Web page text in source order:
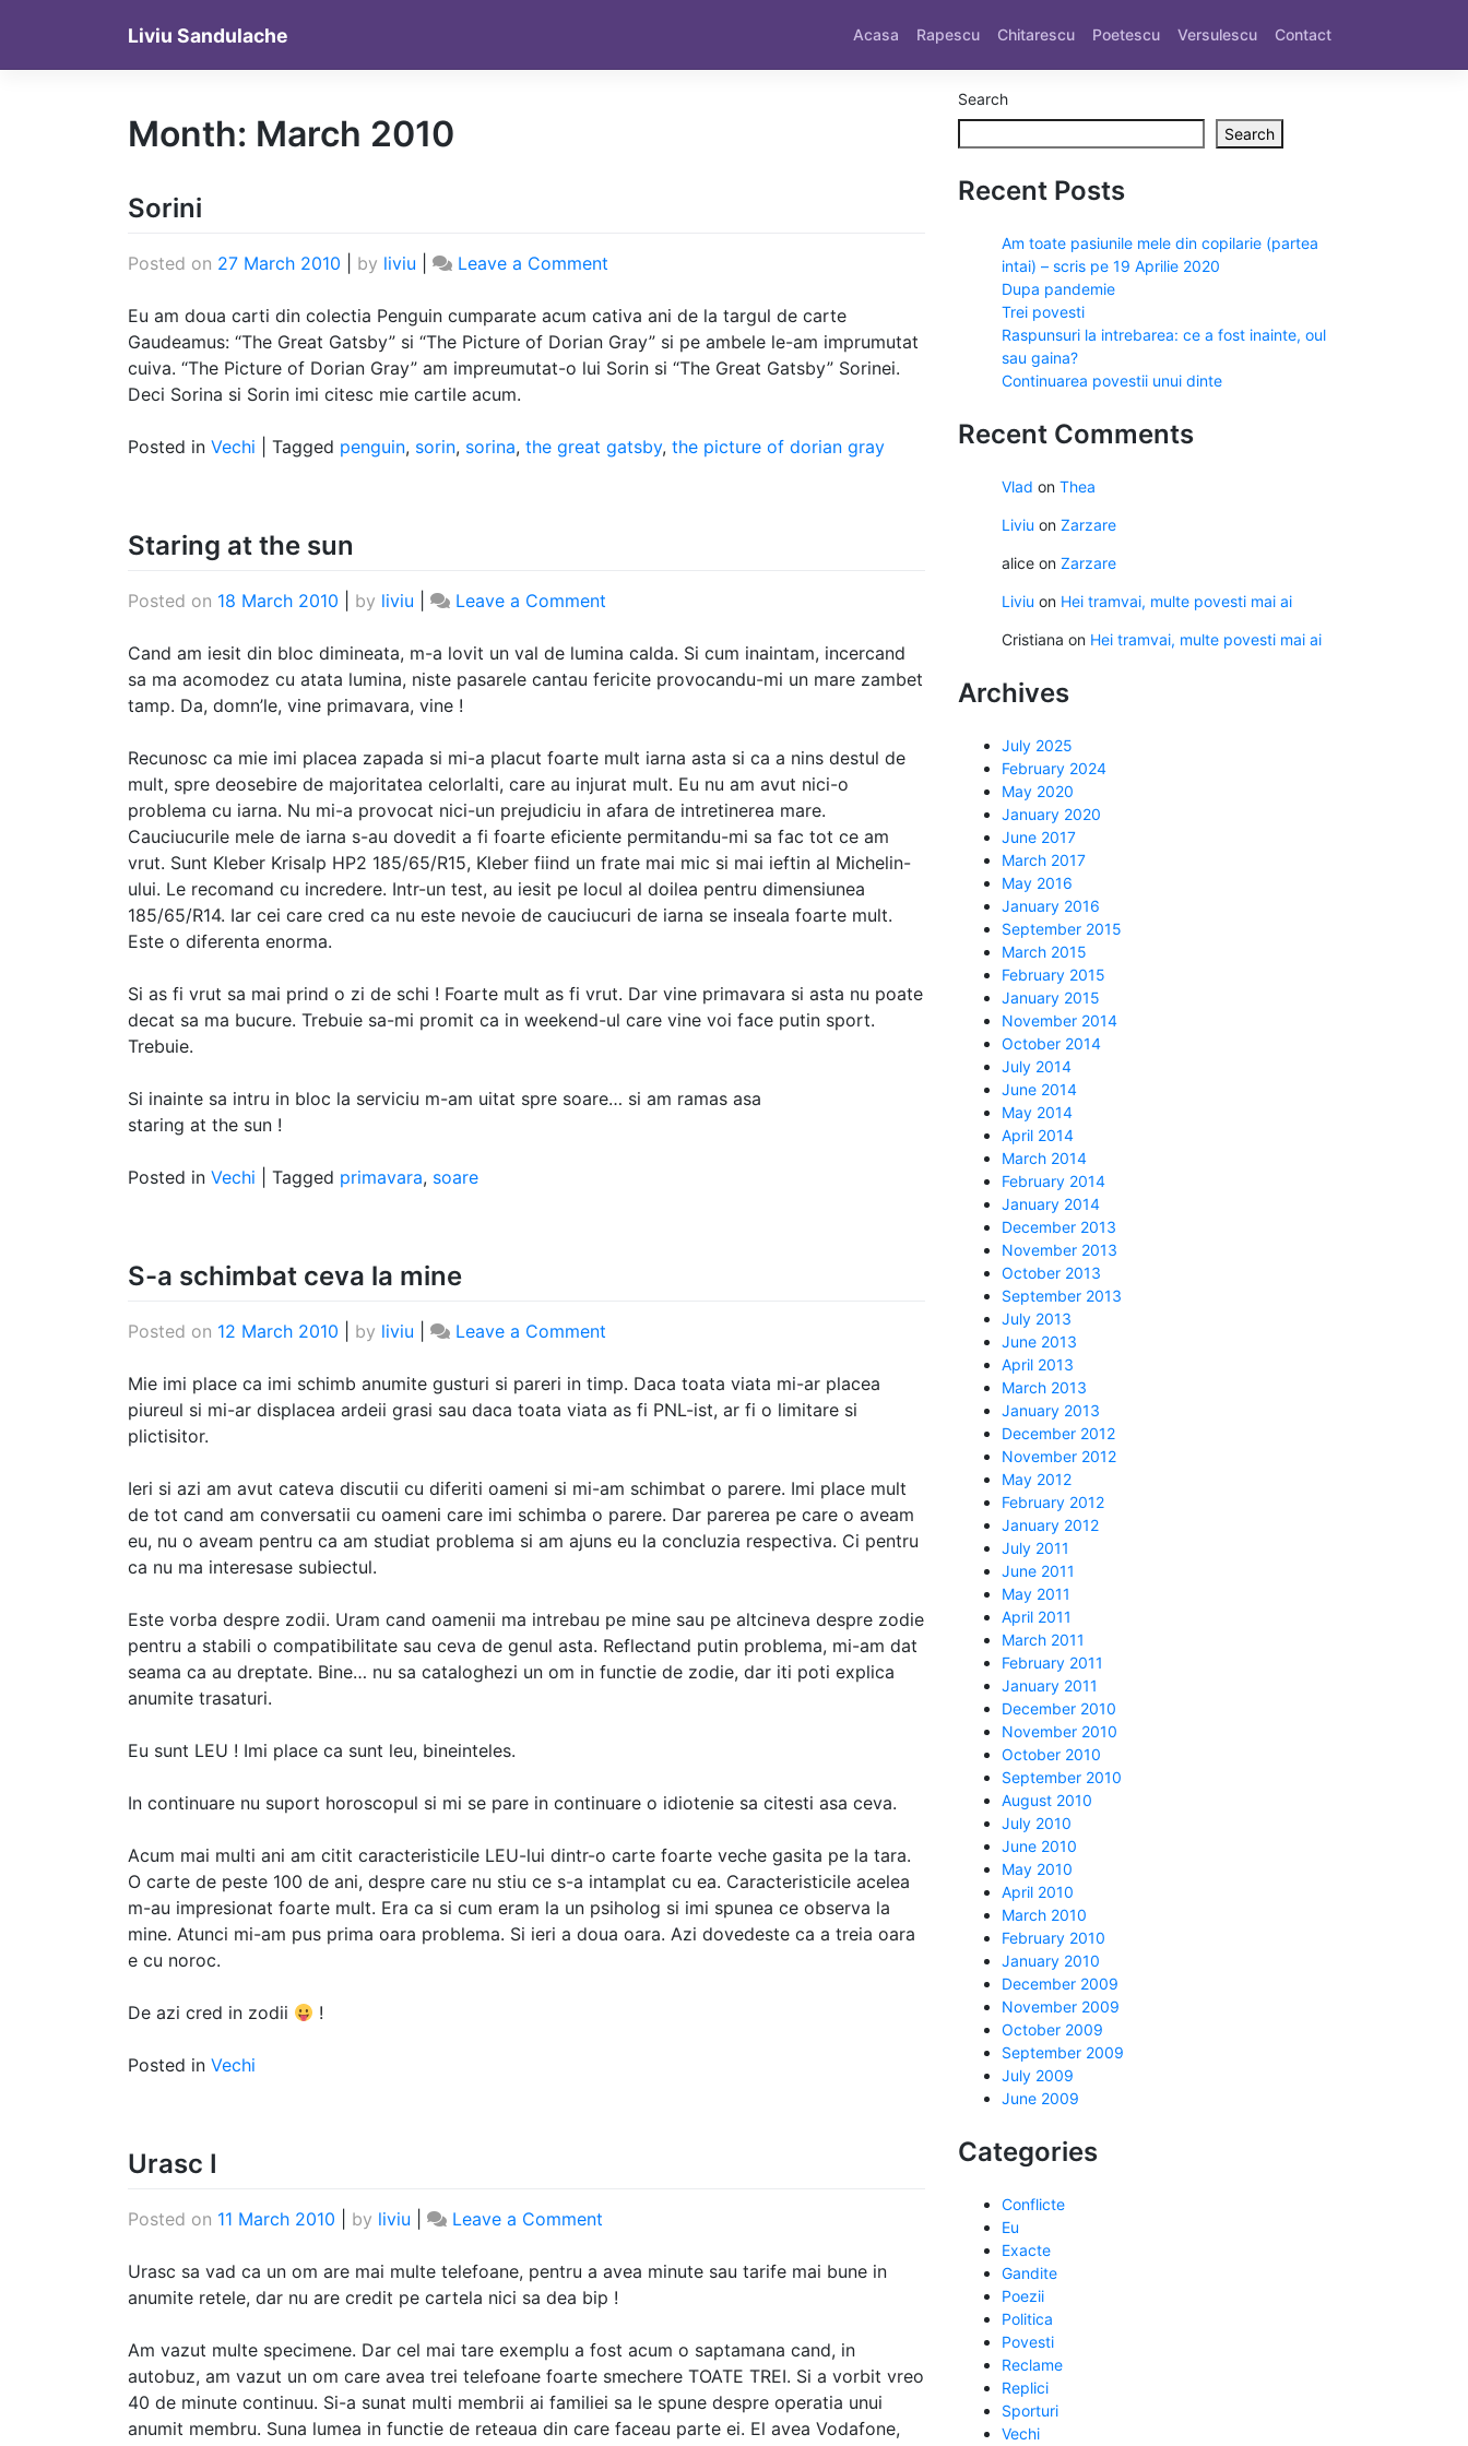
content
Liviu Sandulache Acasa Rapescu Chitarescu Poetescu Versulescu Contact
Month: March 2010
Sorini
Posted on 27 March 2010 by liviu Leave a Comment
Eu am doua carti din colectia Penguin cumparate acum cativa ani de la targul de carte
Gaudeamus: “The Great Gatsby” si “The Picture of Dorian Gray” si pe ambele le-am imprumutat
cuiva. “The Picture of Dorian Gray” am impreumutat-o lui Sorin si “The Great Gatsby” Sorinei.
Deci Sorina si Sorin imi citesc mie cartile acum.
Posted in Vechi Tagged penguin, sorin, sorina, the great gatsby, the picture of dorian gray
Staring at the sun
Posted on 18 March 2010 by liviu Leave a Comment
at
the
Cand am iesit din bloc dimineata, m-a lovit un val de lumina calda. Si cum inaintam, incercand
sa ma acomodez cu atata lumina, niste pasarele cantau fericite provocandu-mi un mare zambet
tamp. Da, domn’le, vine primavara, vine !
Recunosc ca mie imi placea zapada si mi-a placut foarte mult iarna asta si ca a nins destul de
mult, spre deosebire de majoritatea celorlalti, care au injurat mult. Eu nu am avut nici-o
problema cu iarna. Nu mi-a provocat nici-un prejudiciu in afara de intretinerea mare.
Cauciucurile mele de iarna s-au dovedit a fi foarte eficiente permitandu-mi sa fac tot ce am
vrut. Sunt Kleber Krisalp HP2 185/65/R15, Kleber fiind un frate mai mic si mai ieftin al Michelin-
ului. Le recomand cu incredere. Intr-un test, au iesit pe locul al doilea pentru dimensiunea
185/65/R14. Iar cei care cred ca nu este nevoie de cauciucuri de iarna se inseala foarte mult.
Este o diferenta enorma.
Si as fi vrut sa mai prind o zi de schi ! Foarte mult as fi vrut. Dar vine primavara si asta nu poate
decat sa ma bucure. Trebuie sa-mi promit ca in weekend-ul care vine voi face putin sport.
Trebuie.
Si inainte sa intru in bloc la serviciu m-am uitat spre soare… si am ramas asa
staring at the sun !
Posted in Vechi Tagged primavara, soare
S-a schimbat ceva la mine
Posted on 12 March 2010 by liviu Leave a Comment
a
schimbat
mine
Mie imi place ca imi schimb anumite gusturi si pareri in timp. Daca toata viata mi-ar placea
piureul si mi-ar displacea ardeii grasi sau daca toata viata as fi PNL-ist, ar fi o limitare si
plictisitor.
Ieri si azi am avut cateva discutii cu diferiti oameni si mi-am schimbat o parere. Imi place mult
de tot cand am conversatii cu oameni care imi schimba o parere. Dar parerea pe care o aveam
eu, nu o aveam pentru ca am studiat problema si am ajuns eu la concluzia respectiva. Ci pentru
ca nu ma interesase subiectul.
Este vorba despre zodii. Uram cand oamenii ma intrebau pe mine sau pe altcineva despre zodie
pentru a stabili o compatibilitate sau ceva de genul asta. Reflectand putin problema, mi-am dat
seama ca au dreptate. Bine… nu sa cataloghezi un om in functie de zodie, dar iti poti explica
anumite trasaturi.
Eu sunt LEU ! Imi place ca sunt leu, bineinteles.
In continuare nu suport horoscopul si mi se pare in continuare o idiotenie sa citesti asa ceva.
Acum mai multi ani am citit caracteristicile LEU-lui dintr-o carte foarte veche gasita pe la tara.
O carte de peste 100 de ani, despre care nu stiu ce s-a intamplat cu ea. Caracteristicile acelea
m-au impresionat foarte mult. Era ca si cum eram la un psiholog si imi spunea ce observa la
mine. Atunci mi-am pus prima oara problema. Si ieri a doua oara. Azi dovedeste ca a treia oara
e cu noroc.
De azi cred in zodii !
Posted in Vechi
Urasc I
Posted on 11 March 2010 by liviu Leave a Comment
I
Urasc sa vad ca un om are mai multe telefoane, pentru a avea minute sau tarife mai bune in
anumite retele, dar nu are credit pe cartela nici sa dea bip !
Am vazut multe specimene. Dar cel mai tare exemplu a fost acum o saptamana cand, in
autobuz, am vazut un om care avea trei telefoane foarte smechere TOATE TREI. Si a vorbit vreo
40 de minute continuu. Si-a sunat multi membrii ai familiei sa le spune despre operatia unui
anumit membru. Suna lumea in functie de reteaua din care faceau parte ei. El avea Vodafone,
Search
Search
Recent Posts
Am toate pasiunile mele din copilarie (partea
intai) – scris pe 19 Aprilie 2020
Dupa pandemie
Trei povesti
Raspunsuri la intrebarea: ce a fost inainte, oul
sau gaina?
Continuarea povestii unui dinte
Recent Comments
Vlad on Thea
Liviu on Zarzare
alice on Zarzare
Liviu on Hei tramvai, multe povesti mai ai
Cristiana on Hei tramvai, multe povesti mai ai
Archives
July 2025
February 2024
May 2020
January 2020
June 2017
March 2017
May 2016
January 2016
September 2015
March 2015
February 2015
January 2015
November 2014
October 2014
July 2014
June 2014
May 2014
April 2014
March 2014
February 2014
January 2014
December 2013
November 2013
October 2013
September 2013
July 2013
June 2013
April 2013
March 2013
January 2013
December 2012
November 2012
May 2012
February 2012
January 2012
July 2011
June 2011
May 2011
April 2011
March 2011
February 2011
January 2011
December 2010
November 2010
October 2010
September 2010
August 2010
July 2010
June 2010
May 2010
April 2010
March 2010
February 2010
January 2010
December 2009
November 2009
October 2009
September 2009
July 2009
June 2009
Categories
Conflicte
Eu
Exacte
Gandite
Poezii
Politica
Povesti
Reclame
Replici
Sporturi
Vechi